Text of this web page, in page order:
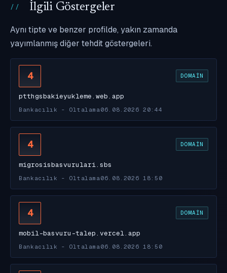
İlgili Göstergeler
Aynı tipte ve benzer profilde, yakın zamanda
yayımlanmış diğer tehdit göstergeleri.
4 DOMAIN
ptthgsbakieyukleme.web.app
Bankacılık - Oltalama 06.08.2026 20:44
4 DOMAIN
migrosisbasvurulari.sbs
Bankacılık - Oltalama 06.08.2026 18:50
4 DOMAIN
mobil-basvuru-talep.vercel.app
Bankacılık - Oltalama 06.08.2026 18:50